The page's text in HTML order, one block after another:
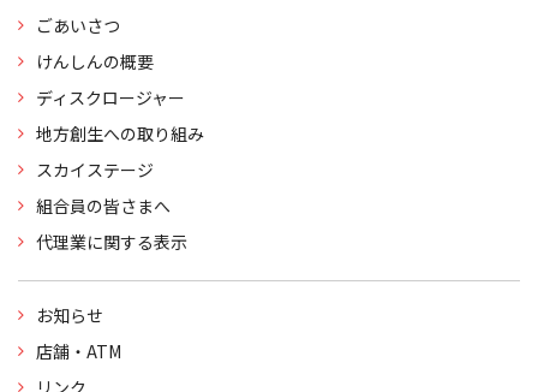
ごあいさつ
けんしんの概要
ディスクロージャー
地方創生への取り組み
スカイステージ
組合員の皆さまへ
代理業に関する表示
お知らせ
店舗・ATM
リンク